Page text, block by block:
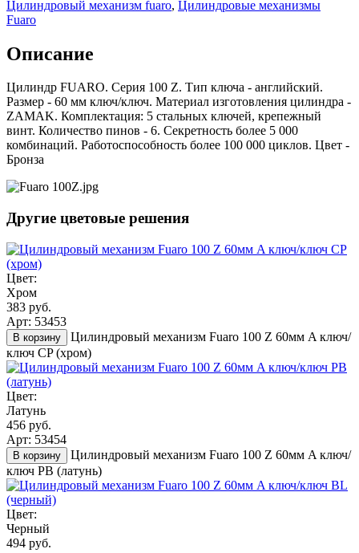
Цилиндровый механизм fuaro, Цилиндровые механизмы
Fuaro
Описание
Цилиндр FUARO. Серия 100 Z. Тип ключа - английский.
Размер - 60 мм ключ/ключ. Материал изготовления цилиндра -
ZAMAK. Комплектация: 5 стальных ключей, крепежный
винт. Количество пинов - 6. Секретность более 5 000
комбинаций. Работоспособность более 100 000 циклов. Цвет -
Бронза
Другие цветовые решения
Цвет:
Хром
383 руб.
Арт: 53453
В корзину
Цилиндровый механизм Fuaro 100 Z 60мм A ключ/
ключ CP (хром)
Цвет:
Латунь
456 руб.
Арт: 53454
В корзину
Цилиндровый механизм Fuaro 100 Z 60мм A ключ/
ключ PB (латунь)
Цвет:
Черный
494 руб.